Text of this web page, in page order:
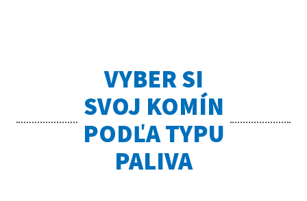
VYBER SI
SVOJ KOMÍN
PODĽA TYPU
PALIVA